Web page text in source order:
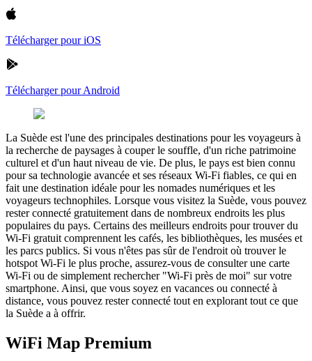
Télécharger pour iOS
Télécharger pour Android
La Suède est l'une des principales destinations pour les voyageurs à
la recherche de paysages à couper le souffle, d'un riche patrimoine
culturel et d'un haut niveau de vie. De plus, le pays est bien connu
pour sa technologie avancée et ses réseaux Wi-Fi fiables, ce qui en
fait une destination idéale pour les nomades numériques et les
voyageurs technophiles. Lorsque vous visitez la Suède, vous pouvez
rester connecté gratuitement dans de nombreux endroits les plus
populaires du pays. Certains des meilleurs endroits pour trouver du
Wi-Fi gratuit comprennent les cafés, les bibliothèques, les musées et
les parcs publics. Si vous n'êtes pas sûr de l'endroit où trouver le
hotspot Wi-Fi le plus proche, assurez-vous de consulter une carte
Wi-Fi ou de simplement rechercher "Wi-Fi près de moi" sur votre
smartphone. Ainsi, que vous soyez en vacances ou connecté à
distance, vous pouvez rester connecté tout en explorant tout ce que
la Suède a à offrir.
WiFi Map Premium